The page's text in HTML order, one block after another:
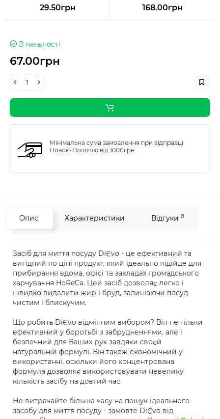
29.50грн 168.00грн
В наявності
67.00грн
Мінімальна сума замовлення при відправці
Новою Поштою від 1000грн
Опис Характеристики Відгуки 0
Засіб для миття посуду DiЄvo - це ефективний та
вигідний по ціні продукт, який ідеально підійде для
прибирання вдома, офісі та закладах громадського
харчування HoReCa. Цей засіб дозволяє легко і
швидко видалити жир і бруд, залишаючи посуд
чистим і блискучим.
Що робить DiЄvo відмінним вибором? Він не тільки
ефективний у боротьбі з забрудненнями, але і
безпечний для Ваших рук завдяки своєй
натуральній формулі. Він також економічний у
використанні, оскільки його концентрована
формула дозволяє використовувати невелику
кількість засібу на довгий час.
Не витрачайте більше часу на пошук ідеального
засобу для миття посуду - замовте DiЄvo від